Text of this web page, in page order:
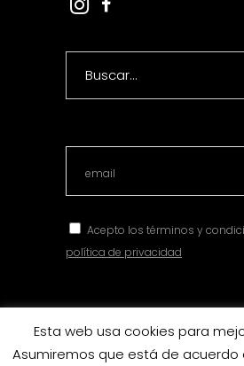
Acepto los términos y
política de privacidad
Esta web usa cookies para
Asumiremos que está de